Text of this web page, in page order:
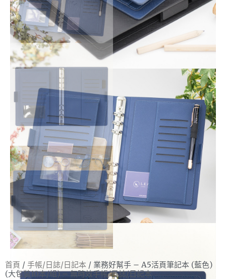
首頁 / 手帳/日誌/日記本 / 業務好幫手 – A5活頁筆記本 (藍色)
(大包裝10本/組) – 無時效手帳/日誌/日記本